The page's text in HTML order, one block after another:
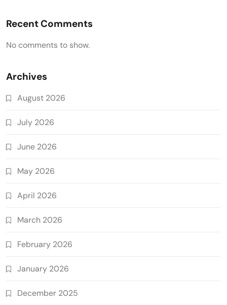
Recent Comments
No comments to show.
Archives
August 2026
July 2026
June 2026
May 2026
April 2026
March 2026
February 2026
January 2026
December 2025